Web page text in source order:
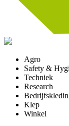
Agro
Safety &
Techniek
Research
Klep
Winkel